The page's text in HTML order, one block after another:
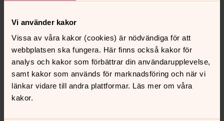
Vi använder kakor
Vissa av våra kakor (cookies) är nödvändiga för att
webbplatsen ska fungera. Här finns också kakor för
analys och kakor som förbättrar din användarupplevelse,
samt kakor som används för marknadsföring och när vi
länkar vidare till andra plattformar. Läs mer om våra
kakor.
Fotografiska stråket
Med bilden i fokus arrangerar Svenska kyrkan varje år
utställningar tillsammans med Bokmässan på plan 2. Här
kan du läsa mer om dem och texterna uppdateras
allteftersom. Under bokmässan 2023, Svenska Mässan.
Program med tema Klimat